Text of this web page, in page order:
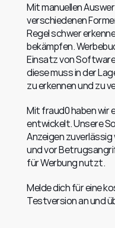
Mit manuellen
verschiedenen
Regel schwer
bekämpfen.
Einsatz von
diese muss in der
zu erkennen und zu
Mit fraud0 haben wir
entwickelt. Unsere
Anzeigen
und vor
für Werbung nutzt.
Melde dich für eine
Testversion an und